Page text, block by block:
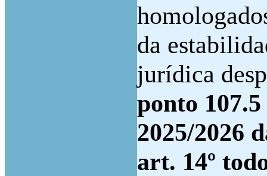
da
jurídica
ponto
2025/2026
art. 14º